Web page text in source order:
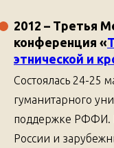
2012 – Третья
конференция «
этнической и
Состоялась 24-25
гуманитарного
поддержке РФФИ.
России и